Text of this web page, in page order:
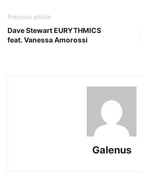
Previous article
Dave Stewart EURYTHMICS
feat. Vanessa Amorossi
Galenus